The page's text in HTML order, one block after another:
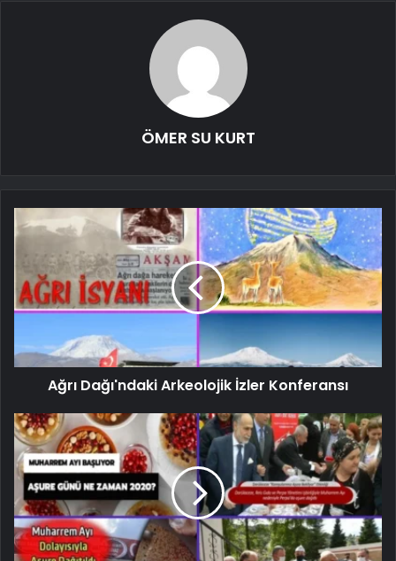
ÖMER SU KURT
Ağrı Dağı'ndaki Arkeolojik İzler Konferansı